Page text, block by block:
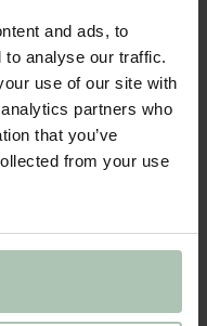
and ads, to
to analyse our traffic.
use of our site with
partners who
that you’ve
from your use